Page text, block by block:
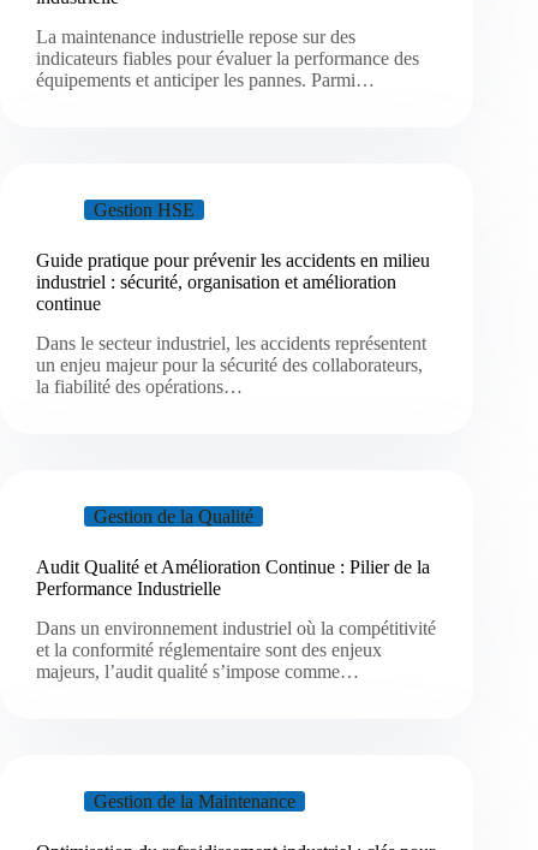
La maintenance industrielle repose sur des
indicateurs fiables pour évaluer la performance des
équipements et anticiper les pannes. Parmi…
Gestion HSE
Guide pratique pour prévenir les accidents en milieu
industriel : sécurité, organisation et amélioration
continue
Dans le secteur industriel, les accidents représentent
un enjeu majeur pour la sécurité des collaborateurs,
la fiabilité des opérations…
Gestion de la Qualité
Audit Qualité et Amélioration Continue : Pilier de la
Performance Industrielle
Dans un environnement industriel où la compétitivité
et la conformité réglementaire sont des enjeux
majeurs, l’audit qualité s’impose comme…
Gestion de la Maintenance